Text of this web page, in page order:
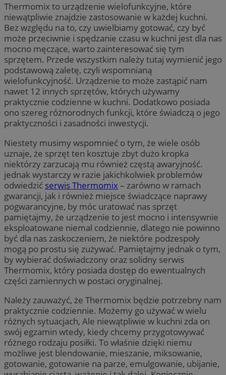
Thermomix to urządzenie wielofunkcyjne, które
niewątpliwie znajdzie zastosowanie w każdej kuchni.
Bez względu na to, czy uwielbiamy gotować, czy być
może przeciwnie i spędzanie czasu w kuchni jest dla nas
mocno męczące, warto zainteresować się tym
sprzętem. Przede wszystkim należy tutaj wymienić jego
podstawową zaletę, czyli wspomnianą
wielofunkcyjność. Urządzenie to może zastąpić nam
nawet 12 innych sprzętów, których używamy
praktycznie codzienne w kuchni. Dodatkowo posiada
ono szereg różnorodnych funkcji, które świadczą o jego
praktyczności i zasadności inwestycji.
Niestety musimy wspomnieć o tym, że wiele osób
uznaje, że sprzęt ten kosztuje zbyt dużo kropka
niektórzy zarzucają mu również częstą awaryjność.
jednak wystarczy w razie jakichkolwiek problemów
odwiedzić serwis Thermomix– zarówno w ramach
gwarancji, jak i również miejsce świadczące naprawy
pogwarancyjne, by móc uratować nas sprzęt
pamiętajmy, że urządzenie to jest mocno i intensywnie
eksploatowane niemal codziennie, dlatego nie powinno
być dla nas zaskoczeniem, że niektóre podzespoły
mogą po prostu się zużywać. Pamiętajmy jednak o tym,
by wybierać doświadczony oraz solidny serwis
Thermomix, który posiada dostęp do ewentualnych
części zamiennych w postaci oryginalnej.
Należy zauważyć, że Thermomix będzie potrzebny nam
praktycznie codziennie. Możemy go używać w wielu
różnych sytuacjach, Ale niewątpliwie w kuchni zda on
swój egzamin wtedy, kiedy chcemy przygotowywać
różnego rodzaju posiłki. To właśnie dzięki niemu
możliwe jest blendowanie, mieszanie, miksowanie,
gotowanie, gotowanie na parze, emulgowanie, ubijanie,